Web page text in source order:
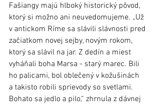
Fašiangy majú hlboký historický pôvod,
ktorý si možno ani neuvedomujeme. „Už
v antickom Ríme sa slávili slávnosti pred
začiatkom novej sejby, novým rokom,
ktorý sa slávil na jar. Z dedín a miest
vyháňali boha Marsa - starý marec. Bili
ho palicami, bol oblečený v kožušinách
a takisto robili sprievody so svetlami.
Bohato sa jedlo a pilo,“ zhrnula z dávnej